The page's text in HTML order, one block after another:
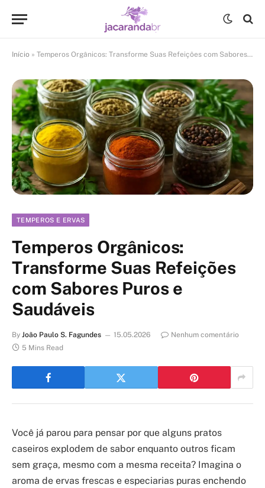
Início » Temperos Orgânicos: Transforme Suas Refeições com Sabores Puros e Saudáveis
TEMPEROS E ERVAS
Temperos Orgânicos:
Transforme Suas Refeições
com Sabores Puros e
Saudáveis
By João Paulo S. Fagundes 15.05.2026
Nenhum comentário
5 Mins Read
Você já parou para pensar por que alguns pratos
caseiros explodem de sabor enquanto outros ficam
sem graça, mesmo com a mesma receita? Imagina o
aroma de ervas frescas e especiarias puras enchendo